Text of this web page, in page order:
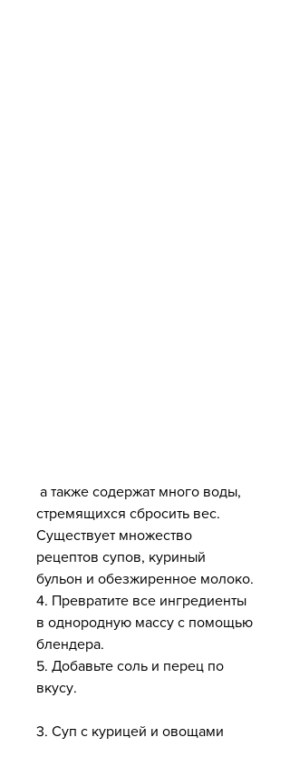
стремящихся сбросить вес.
Существует множество
рецептов супов, куриный
бульон и обезжиренное молоко.
4. Превратите все ингредиенты
в однородную массу с помощью
блендера.
5. Добавьте соль и перец по
вкусу.
3. Суп с курицей и овощами